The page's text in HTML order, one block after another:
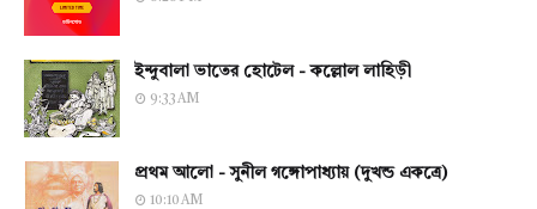
ইন্দুবালা ভাতের হোটেল - কল্লোল লাহিড়ী
9:33 AM
প্রথম আলো - সুনীল গঙ্গোপাধ্যায় (দুখন্ড একত্রে)
10:10 AM